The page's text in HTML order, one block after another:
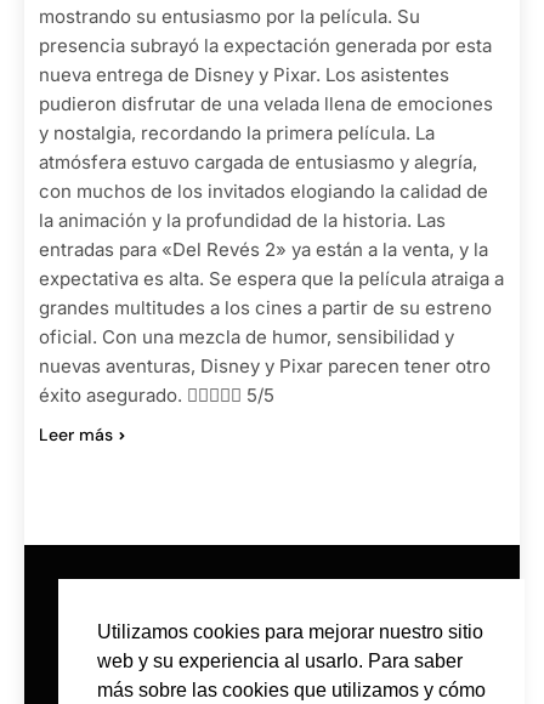
mostrando su entusiasmo por la película. Su
presencia subrayó la expectación generada por esta
nueva entrega de Disney y Pixar. Los asistentes
pudieron disfrutar de una velada llena de emociones
y nostalgia, recordando la primera película. La
atmósfera estuvo cargada de entusiasmo y alegría,
con muchos de los invitados elogiando la calidad de
la animación y la profundidad de la historia. Las
entradas para «Del Revés 2» ya están a la venta, y la
expectativa es alta. Se espera que la película atraiga a
grandes multitudes a los cines a partir de su estreno
oficial. Con una mezcla de humor, sensibilidad y
nuevas aventuras, Disney y Pixar parecen tener otro
éxito asegurado.  5/5
Leer más
Utilizamos cookies para mejorar nuestro sitio
web y su experiencia al usarlo. Para saber
más sobre las cookies que utilizamos y cómo